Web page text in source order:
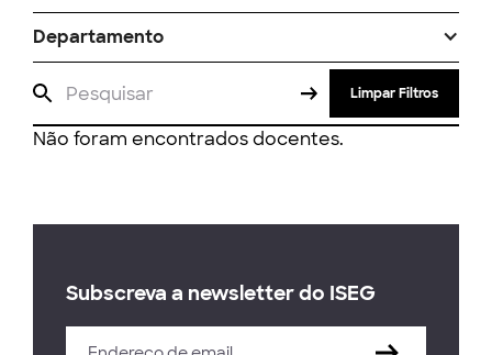
Departamento
Limpar Filtros
Não foram encontrados docentes.
Subscreva a newsletter do ISEG